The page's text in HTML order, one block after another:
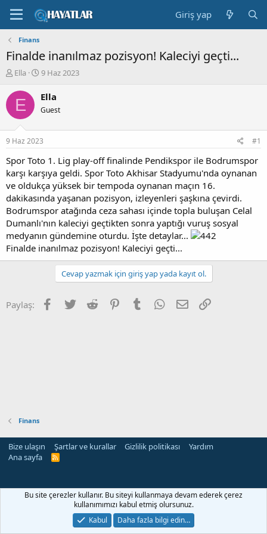
Giriş yap
Finans
Finalde inanılmaz pozisyon! Kaleciyi geçti...
K
n
b
u
u
b
a
l
a
t
a
n
Ella
B
ş
a
g
ı
ç
a
r
i
h
i
9 Haz 2023
E Ella
Guest
9 Haz 2023 #1
Spor Toto 1. Lig play-off finalinde Pendikspor ile Bodrumspor
karşı karşıya geldi. Spor Toto Akhisar Stadyumu'nda oynanan
ve oldukça yüksek bir tempoda oynanan maçın 16.
dakikasında yaşanan pozisyon, izleyenleri şaşkına çevirdi.
Bodrumspor atağında ceza sahası içinde topla buluşan Celal
Dumanlı'nın kaleciyi geçtikten sonra yaptığı vuruş sosyal
medyanın gündemine oturdu. İşte detaylar...
Finalde inanılmaz pozisyon! Kaleciyi geçti...
Cevap yazmak için giriş yap yada kayıt ol.
Paylaş: Facebook
Twitter Reddit PinterestTumblr WhatsApp
E-posta
Finans
Bize ulaşın Şartlar ve kurallar Gizlilik politikası
Yardım
Ana sayfa
R
Bu site çerezler kullanır. Bu siteyi kullanmaya devam ederek çerez
kullanımımızı kabul etmiş olursunuz.
Kabul
Daha fazla bilgi edin…